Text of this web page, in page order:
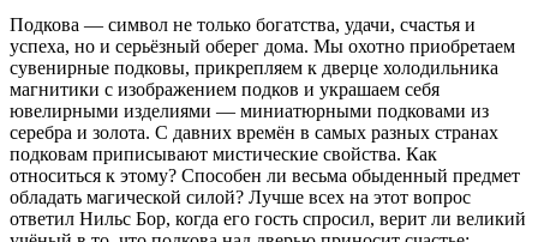
Подкова — символ не только богатства, удачи, счастья и
успеха, но и серьёзный оберег дома. Мы охотно приобретаем
сувенирные подковы, прикрепляем к дверце холодильника
магнитики с изображением подков и украшаем себя
ювелирными изделиями — миниатюрными подковами из
серебра и золота. С давних времён в самых разных странах
подковам приписывают мистические свойства. Как
относиться к этому? Способен ли весьма обыденный предмет
обладать магической силой? Лучше всех на этот вопрос
ответил Нильс Бор, когда его гость спросил, верит ли великий